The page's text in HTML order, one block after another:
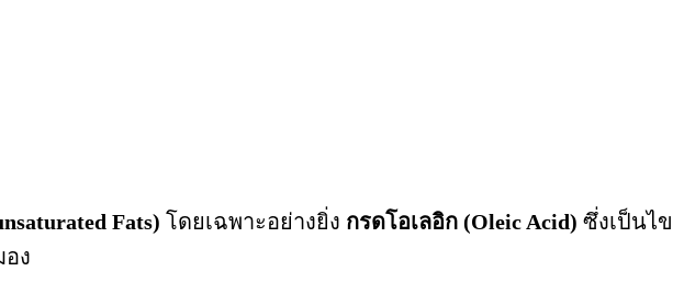
Fats) โดยเฉพาะอย่างยิ่ง กรดโอเลอิก (Oleic Acid) ซึ่งเป็นไข
ง